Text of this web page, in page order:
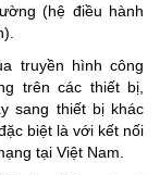
(hệ điều hành
truyền hình công
trên các thiết bị,
sang thiết bị khác
biệt là với kết nối
tại Việt Nam.